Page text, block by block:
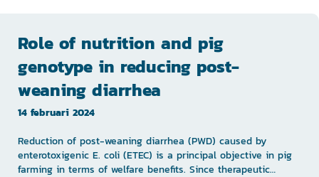
Role of nutrition and pig
genotype in reducing post-
weaning diarrhea
14 februari 2024
Reduction of post-weaning diarrhea (PWD) caused by
enterotoxigenic E. coli (ETEC) is a principal objective in pig
farming in terms of welfare benefits. Since therapeutic…